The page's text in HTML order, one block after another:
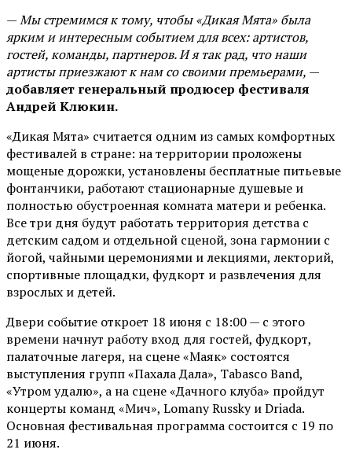
—Мы стремимся к тому, чтобы «Дикая Мята» была
ярким и интересным событием для всех: артистов,
гостей, команды, партнеров. И я так рад, что наши
артисты приезжают к нам со своими премьерами, —
добавляет генеральный продюсер фестиваля
Андрей Клюкин.
«Дикая Мята» считается одним из самых комфортных
фестивалей в стране: на территории проложены
мощеные дорожки, установлены бесплатные питьевые
фонтанчики, работают стационарные душевые и
полностью обустроенная комната матери и ребенка.
Все три дня будут работать территория детства с
детским садом и отдельной сценой, зона гармонии с
йогой, чайными церемониями и лекциями, лекторий,
спортивные площадки, фудкорт и развлечения для
взрослых и детей.
Двери событие откроет 18 июня с 18:00 — с этого
времени начнут работу вход для гостей, фудкорт,
палаточные лагеря, на сцене «Маяк» состоятся
выступления групп «Пахала Дала», Tabasco Band,
«Утром удалю», а на сцене «Дачного клуба» пройдут
концерты команд «Мич», Lomany Russky и Driada.
Основная фестивальная программа состоится с 19 по
21 июня.